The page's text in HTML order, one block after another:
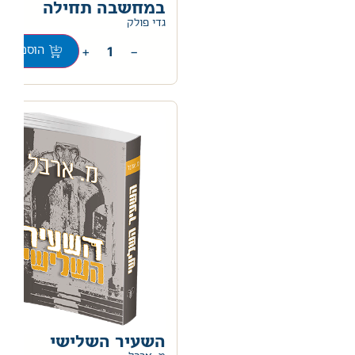
במחשבה תחילה
גדי פולק
−
+ הוספה
השעיר השלישי